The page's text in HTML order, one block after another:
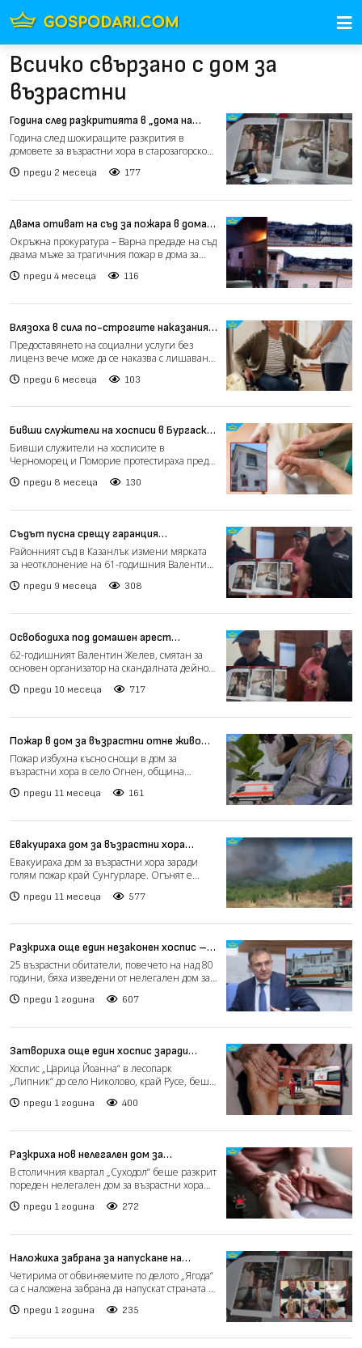
Всичко свързано с дом за
възрастни
Година след разкритията в „дома на
ужасите“ в Ягода: Делото все още не е в
съда (видео)
Година след шокиращите разкрития в
домовете за възрастни хора в старозагорското
преди 2 месеца 177
Двама отиват на съд за пожара в дома
за възрастни в село Рояк, който уби
девет души
Окръжна прокуратура – Варна предаде на съд
двама мъже за трагичния пожар в дома за
преди 4 месеца 116
Влязоха в сила по-строгите наказания
за нелегални домове за възрастни
Предоставянето на социални услуги без
лиценз вече може да се наказва с лишаване
преди 6 месеца 103
Бивши служители на хосписи в Бургаско
протестираха срещу лошите условия в
тях (видео)
Бивши служители на хосписите в
Черноморец и Поморие протестираха пред
преди 8 месеца 130
Съдът пусна срещу гаранция
собственика на „дома на ужасите“ в
Ягода
Районният съд в Казанлък измени мярката
за неотклонение на 61-годишния Валентин
преди 9 месеца 308
Освободиха под домашен арест
основния обвиняем по делото за „дома
на ужасите“ в Ягода
62-годишният Валентин Желев, смятан за
основен организатор на скандалната дейност
преди 10 месеца 717
Пожар в дом за възрастни отне живота
на 86-годишна жена (видео)
Пожар избухна късно снощи в дом за
възрастни хора в село Огнен, община
преди 11 месеца 161
Евакуираха дом за възрастни хора
заради голям пожар край Сунгурларе
(видео)
Евакуираха дом за възрастни хора заради
голям пожар край Сунгурларе. Огънят е
преди 11 месеца 577
Разкриха още един незаконен хоспис –
този път в Поморие
25 възрастни обитатели, повечето на над 80
години, бяха изведени от нелегален дом за
преди 1 година 607
Затвориха още един хоспис заради
нарушения
Хоспис „Царица Йоанна“ в лесопарк
„Липник“ до село Николово, край Русе, беше
преди 1 година 400
Разкриха нов нелегален дом за
възрастни в София
В столичния квартал „Суходол“ беше разкрит
пореден нелегален дом за възрастни хора
преди 1 година 272
Наложиха забрана за напускане на
страната на четирима обвиняеми по
делото „Ягода“
Четирима от обвиняемите по делото „Ягода“
са с наложена забрана да напускат страната от
преди 1 година 235